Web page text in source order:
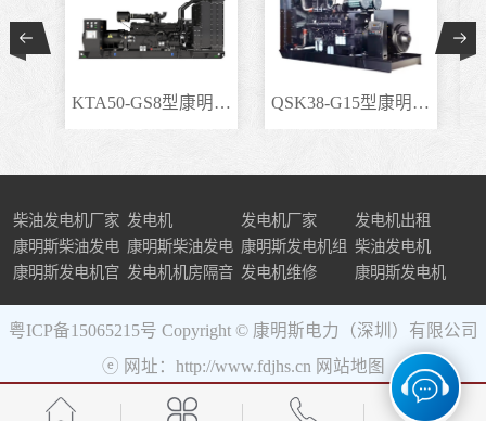
KTA50-GS8型康明斯柴.. QSK38-G15型康明斯柴..
柴油发电机厂家 发电机 发电机厂家
发电机出租
康明斯柴油发电
机组
康明斯柴油发电
机
康明斯发电机组 柴油发电机
康明斯发电机官 发电机机房隔音 发电机维修 康明斯发电机
粤ICP备15065215号 Copyright © 康明斯电力（深圳）有限公司
ⓔ 网址：http://www.fdjhs.cn 网站地图